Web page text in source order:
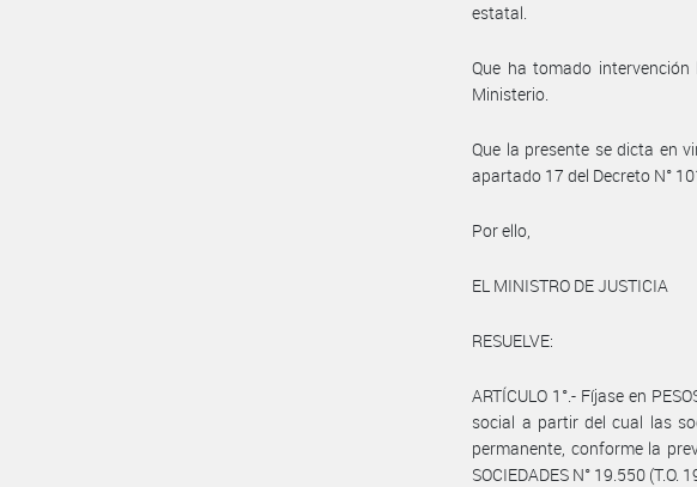
estatal.
Que ha tomado intervención
Ministerio.
Que la presente se dicta en
apartado 17 del Decreto N°
Por ello,
EL MINISTRO DE JUSTICIA
RESUELVE:
ARTÍCULO 1°.- Fíjase en
social a partir del cual las
permanente, conforme la
SOCIEDADES N° 19.550